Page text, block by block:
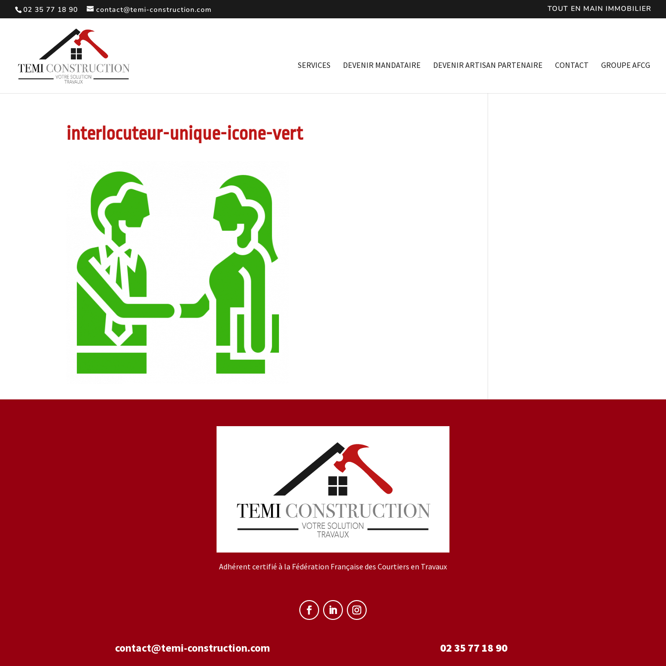
02 35 77 18 90 contact@temi-construction.com TOUT EN MAIN IMMOBILIER
SERVICES DEVENIR MANDATAIRE DEVENIR ARTISAN PARTENAIRE CONTACT GROUPE AFCG
interlocuteur-unique-icone-vert
Adhérent certifié à la Fédération Française des Courtiers en Travaux
contact@temi-construction.com 02 35 77 18 90